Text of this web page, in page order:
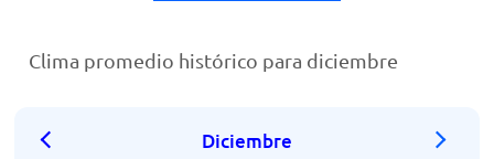
Clima promedio histórico para diciembre
Diciembre